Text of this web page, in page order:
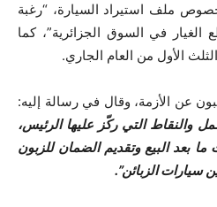
ملف استيراد السيارة، “رغبة
الغيار في السوق الجزائرية”، كما
الأول من العام الجاري.
عن الأزمة، وقال في رسالة إليه:
والنقاط التي ركّز عليها الرئيس،
بعد البيع وتقديم الضمان للزبون
سيارات الزبائن”.